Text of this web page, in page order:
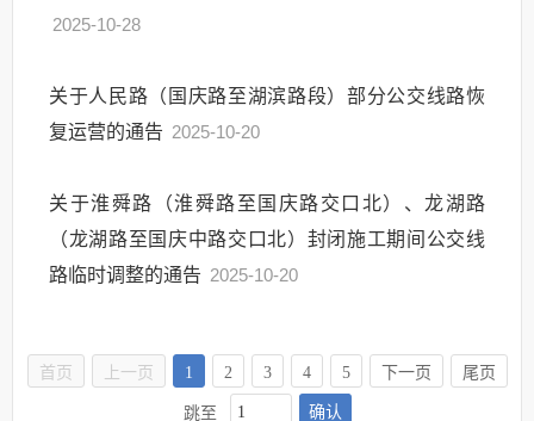
2025-10-28
关于人民路（国庆路至湖滨路段）部分公交线路恢
复运营的通告 2025-10-20
关于淮舜路（淮舜路至国庆路交口北）、龙湖路
（龙湖路至国庆中路交口北）封闭施工期间公交线
路临时调整的通告 2025-10-20
首页 上一页 1 2 3 4 5 下一页 尾页
跳至 确认